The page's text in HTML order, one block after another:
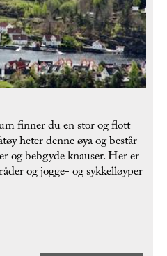
finner du en stor og flott
heter denne øya og består
og bebgyde knauser. Her er
og jogge- og sykkelløyper